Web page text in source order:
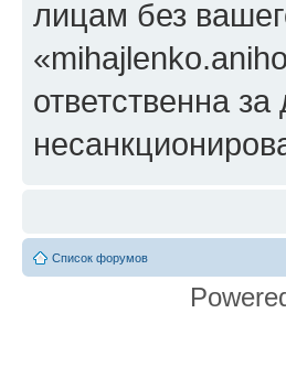
лицам без
ответственна
Список форумов